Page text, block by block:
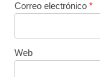
Correo electrónico *
Web